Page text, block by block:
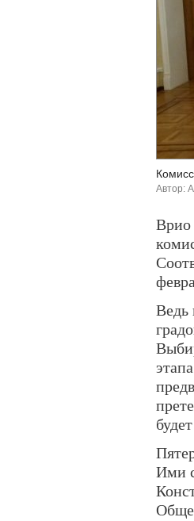
Автор:
Врио
Ведь
Ими